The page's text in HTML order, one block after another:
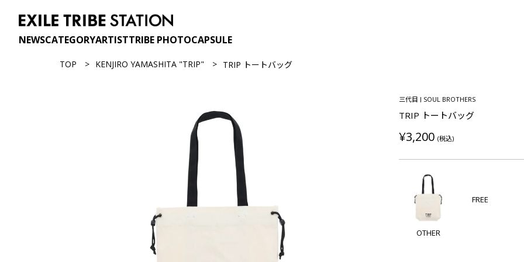
NEWSCATEGORYARTISTTRIBE PHOTOCAPSULE
TOP KENJIRO YAMASHITA "TRIP" TRIP トートバッグ
三代目 J SOUL BROTHERS
TRIP トートバッグ
¥3,200 (税込)
OTHER
FREE